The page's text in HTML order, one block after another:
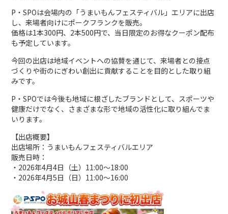
P・SPOは会場内の「うまいもんフェスティバル」エリアに出店
し、来場者向けにポークフランクを販売。
価格は1本300円、2本500円で、当日限定のお得なクーポン配布
も予定しています。
今回の出店は地域イベントへの協賛を通じて、来場者との接点
づくりや街のにぎわい創出に貢献することを目的とした取り組
みです。
P・SPOでは今後も地域に根ざしたブランドとして、スポーツや
健康だけでなく、さまざまな形で地域の活性化に取り組んでま
いります。
【出店概要】
出店場所：うまいもんフェスティバルエリア
販売日時：
・2026年4月4日（土）11:00～18:00
・2026年4月5日（日）11:00～16:00